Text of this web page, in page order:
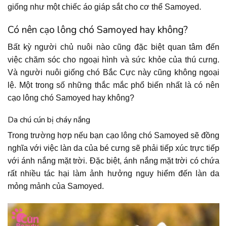
giống như một chiếc áo giáp sắt cho cơ thể Samoyed.
Có nên cạo lông chó Samoyed hay không?
Bất kỳ người chủ nuôi nào cũng đặc biệt quan tâm đến
việc chăm sóc cho ngoại hình và sức khỏe của thú cưng.
Và người nuôi giống chó Bắc Cực này cũng không ngoại
lệ. Một trong số những thắc mắc phổ biến nhất là có nên
cạo lông chó Samoyed hay không?
Da chú cún bị cháy nắng
Trong trường hợp nếu bạn cạo lông chó Samoyed sẽ đồng
nghĩa với việc làn da của bé cưng sẽ phải tiếp xúc trực tiếp
với ánh nắng mặt trời. Đặc biệt, ánh nắng mặt trời có chứa
rất nhiều tác hại làm ảnh hưởng nguy hiểm đến làn da
mỏng mảnh của Samoyed.